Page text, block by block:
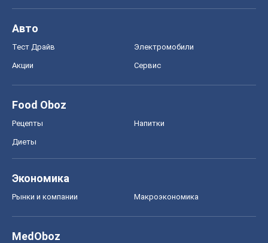
Авто
Тест Драйв Электромобили
Акции Сервис
Food Oboz
Рецепты Напитки
Диеты
Экономика
Рынки и компании Mакроэкономика
MedOboz